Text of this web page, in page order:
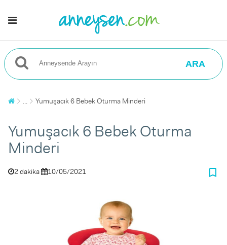
ARA
... Yumuşacık 6 Bebek Oturma Minderi
Yumuşacık 6 Bebek Oturma
Minderi
2 dakika 10/05/2021 bookmark_border